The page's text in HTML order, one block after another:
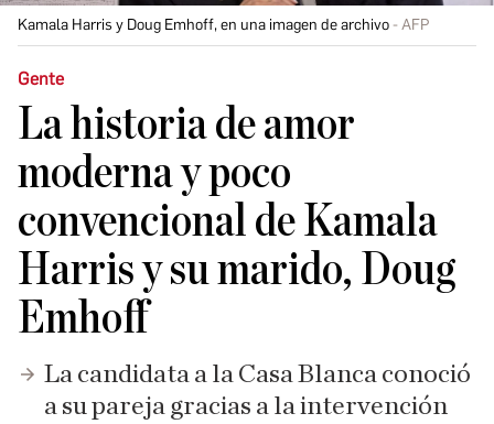
Kamala Harris y Doug Emhoff, en una imagen de archivo AFP
Gente
La historia de amor
moderna y poco
convencional de Kamala
Harris y su marido, Doug
Emhoff
La candidata a la Casa Blanca conoció
a su pareja gracias a la intervención